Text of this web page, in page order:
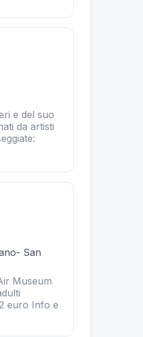
e del suo
da artisti
San
Museum
euro Info e